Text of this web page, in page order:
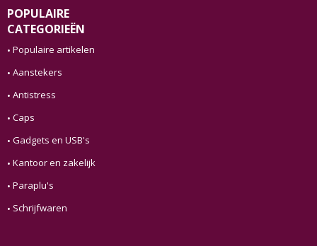
POPULAIRE
CATEGORIEËN
Populaire artikelen
Aanstekers
Antistress
Caps
Gadgets en USB's
Kantoor en zakelijk
Paraplu's
Schrijfwaren